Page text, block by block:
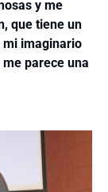
y me
que tiene un
mi imaginario
parece una